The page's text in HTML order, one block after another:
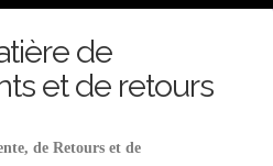
de
et de retours
de Retours et de